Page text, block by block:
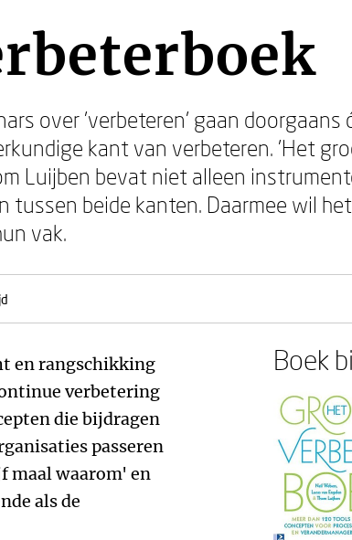
over 'verbeteren' gaan doorgaans
kant van verbeteren. 'Het
Luijben bevat niet alleen
beide kanten. Daarmee wil
vak.
en rangschikking
verbetering
die bijdragen
passeren
maal waarom' en
als de
Boek